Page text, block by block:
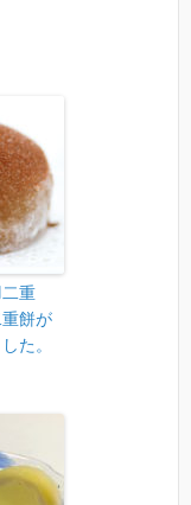
二重
餅が
た。